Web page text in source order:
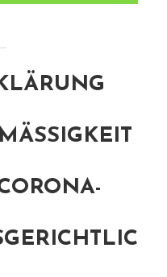
A
VE